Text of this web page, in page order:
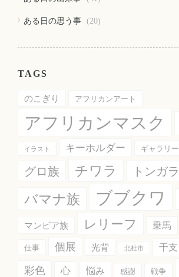
ある日の思う事 (20)
TAGS
のこぎり アフリカンアート
アフリカンマスク
イラスト キーホルダー ギャラリー
グロ族 チワラ トンガラ
バマナ族 ブブクワ
マンビア族 レリーフ 乗馬
仕事 個展 光背 北杜市 干支
彩色 心 悩み 感謝 戦争